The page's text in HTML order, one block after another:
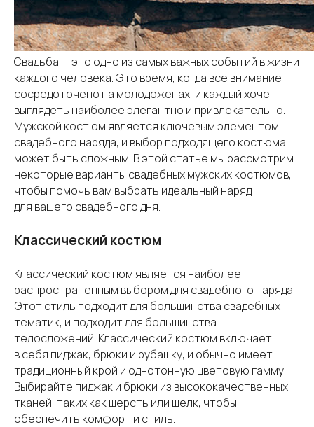
Свадьба — это одно из самых важных событий в жизни
каждого человека. Это время, когда все внимание
сосредоточено на молодожёнах, и каждый хочет
выглядеть наиболее элегантно и привлекательно.
Мужской костюм является ключевым элементом
свадебного наряда, и выбор подходящего костюма
может быть сложным. В этой статье мы рассмотрим
некоторые варианты свадебных мужских костюмов,
чтобы помочь вам выбрать идеальный наряд
для вашего свадебного дня.
Классический костюм
Классический костюм является наиболее
распространенным выбором для свадебного наряда.
Этот стиль подходит для большинства свадебных
тематик, и подходит для большинства
телосложений. Классический костюм включает
в себя пиджак, брюки и рубашку, и обычно имеет
традиционный крой и однотонную цветовую гамму.
Выбирайте пиджак и брюки из высококачественных
тканей, таких как шерсть или шелк, чтобы
обеспечить комфорт и стиль.